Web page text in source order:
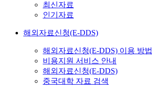
최신자료
인기자료
해외자료신청(E-DDS)
해외자료신청(E-DDS) 이용 방법
비용지원 서비스 안내
해외자료신청(E-DDS)
중국대학 자료 검색